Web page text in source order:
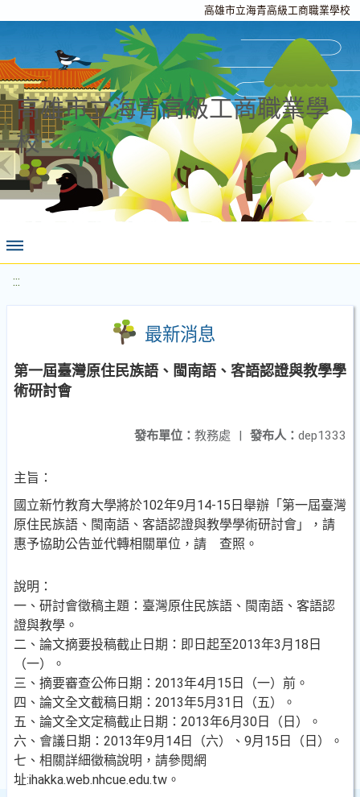
高雄市立海青高級工商職業學校
高雄市立海青高級工商職業學
校
:::
最新消息
第一屆臺灣原住民族語、閩南語、客語認證與教學學
術研討會
發布人： dep1333
發布單位： 教務處 |
主旨：
國立新竹教育大學將於102年9月14-15日舉辦「第一屆臺灣
原住民族語、閩南語、客語認證與教學學術研討會」，請
惠予協助公告並代轉相關單位，請 查照。
說明：
一、研討會徵稿主題：臺灣原住民族語、閩南語、客語認
證與教學。
二、論文摘要投稿截止日期：即日起至2013年3月18日
（一）。
三、摘要審查公佈日期：2013年4月15日（一）前。
四、論文全文截稿日期：2013年5月31日（五）。
五、論文全文定稿截止日期：2013年6月30日（日）。
六、會議日期：2013年9月14日（六）、9月15日（日）。
七、相關詳細徵稿說明，請參閱網
址:ihakka.web.nhcue.edu.tw。